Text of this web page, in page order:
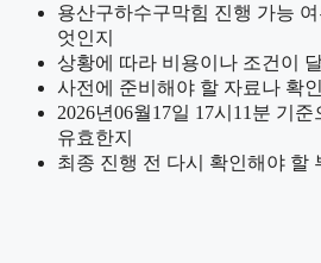
용산구하수구막힘 진행 가능
엇인지
상황에 따라 비용이나 조건이
사전에 준비해야 할 자료나 확
2026년06월17일 17시11분 기
유효한지
최종 진행 전 다시 확인해야 할